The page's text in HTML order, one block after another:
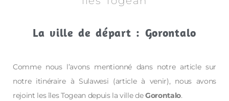
La ville de départ : Gorontalo
Comme nous l’avons mentionné dans notre article sur
notre itinéraire à Sulawesi (article à venir), nous avons
rejoint les îles Togean depuis la ville deGorontalo.